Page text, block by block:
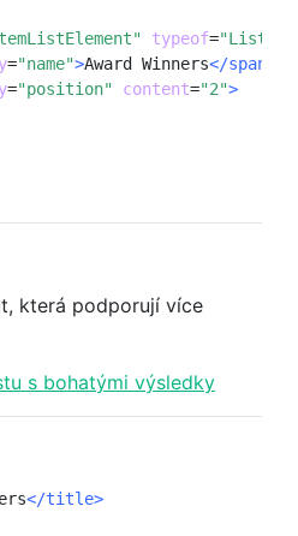
typeof=
="name">Award Winners</span>
="position" content="2">
která podporují více
s bohatými výsledky
</title>